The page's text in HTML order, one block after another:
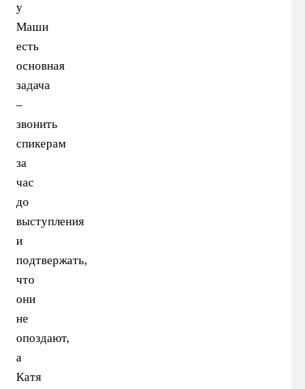
у
Маши
есть
основная
задача
–
звонить
спикерам
за
час
до
выступления
и
подтвержать,
что
они
не
опоздают,
а
Катя